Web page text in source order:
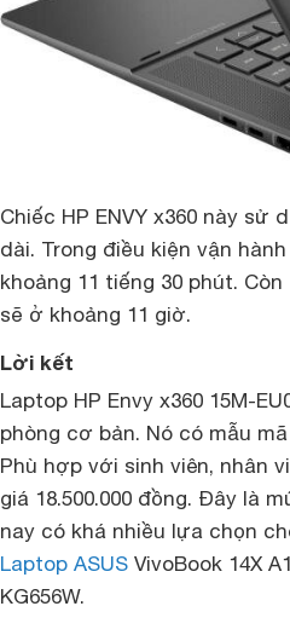
Chiếc HP ENVY x360 này
dài. Trong điều kiện vận
khoảng 11 tiếng 30 phút.
sẽ ở khoảng 11 giờ.
Lời kết
Laptop HP Envy x360 15M-
phòng cơ bản. Nó có mẫu
Phù hợp với sinh viên, nhân
giá 18.500.000 đồng. Đây là
nay có khá nhiều lựa chọn
Laptop ASUS VivoBook 14X
KG656W.